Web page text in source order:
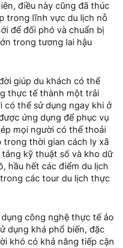
điều này cũng đã thúc
trong lĩnh vực du lịch nỗ
để đối phó và chuẩn bị
trong tương lai hậu
giúp du khách có thể
thực tế thành một trải
có thể sử dụng ngay khi ở
ứng dụng để phục vụ
mọi người có thể thoải
trong thời gian cách ly xã
kỹ thuật số và kho dữ
hầu hết các điểm du lịch
các tour du lịch thực
công nghệ thực tế ảo
dụng khá phổ biến, đặc
khó có khả năng tiếp cận